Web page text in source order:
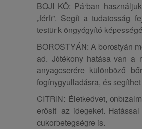
BOJI KŐ: Párban
„férfi”. Segít a tudatosság
testünk öngyógyító
BOROSTYÁN: A borostyán
ad. Jótékony hatása van a
anyagcserére különböző
fogínygyulladásra, és
CITRIN: Életkedvet,
erősíti az idegeket.
cukorbetegségre is.